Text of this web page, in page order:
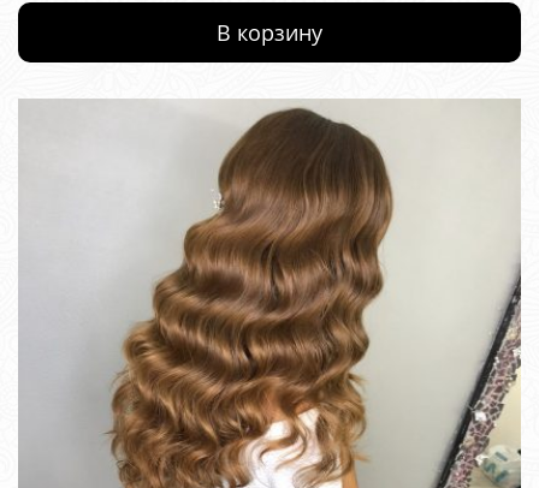
В корзину